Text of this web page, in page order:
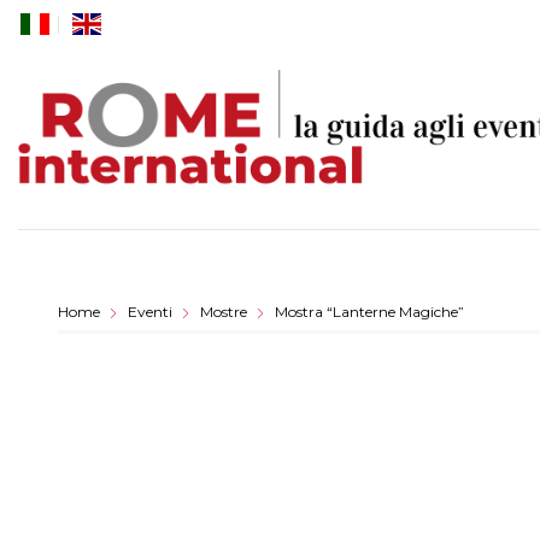
Skip
Home Eventi Mostre Mostra “Lanterne Magiche”